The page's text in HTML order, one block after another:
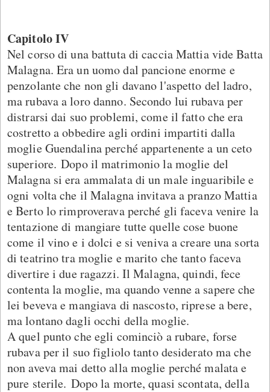
Capitolo IV
Nel corso di una battuta di caccia Mattia vide Batta
Malagna. Era un uomo dal pancione enorme e
penzolante che non gli davano l'aspetto del ladro,
ma rubava a loro danno. Secondo lui rubava per
distrarsi dai suo problemi, come il fatto che era
costretto a obbedire agli ordini impartiti dalla
moglie Guendalina perché appartenente a un ceto
superiore. Dopo il matrimonio la moglie del
Malagna si era ammalata di un male inguaribile e
ogni volta che il Malagna invitava a pranzo Mattia
e Berto lo rimproverava perché gli faceva venire la
tentazione di mangiare tutte quelle cose buone
come il vino e i dolci e si veniva a creare una sorta
di teatrino tra moglie e marito che tanto faceva
divertire i due ragazzi. Il Malagna, quindi, fece
contenta la moglie, ma quando venne a sapere che
lei beveva e mangiava di nascosto, riprese a bere,
ma lontano dagli occhi della moglie.
A quel punto che egli cominciò a rubare, forse
rubava per il suo figliolo tanto desiderato ma che
non aveva mai detto alla moglie perché malata e
pure sterile. Dopo la morte, quasi scontata, della